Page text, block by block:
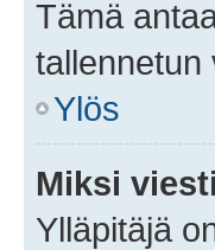
Tämä
tallennetun
Ylös
Miksi
Ylläpitäjä